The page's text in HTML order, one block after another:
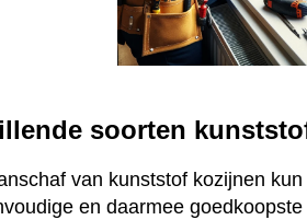
soorten
van kunststof kozijnen
en daarmee